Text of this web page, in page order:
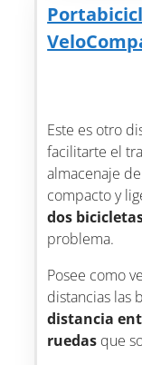
Este es otro
facilitarte el
almacenaje
compacto y
dos
problema.
Posee como
distancias las
distancia
ruedas que